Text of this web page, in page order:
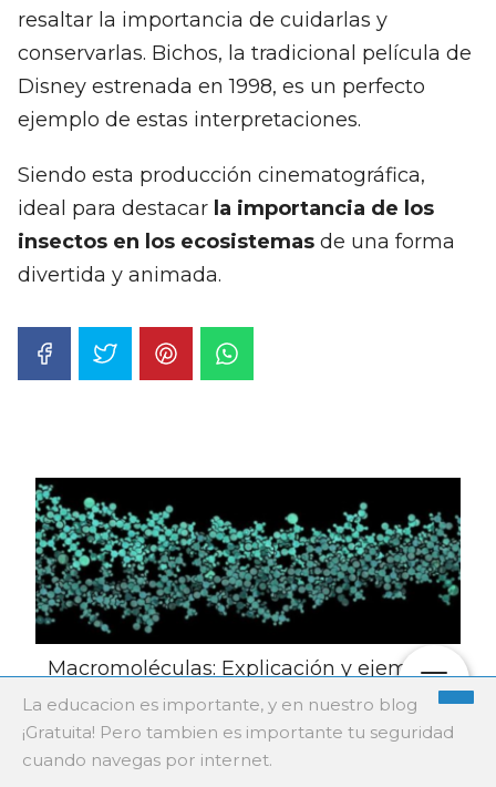
resaltar la importancia de cuidarlas y
conservarlas. Bichos, la tradicional película de
Disney estrenada en 1998, es un perfecto
ejemplo de estas interpretaciones.
Siendo esta producción cinematográfica,
ideal para destacar la importancia de los
insectos en los ecosistemas de una forma
divertida y animada.
Macromoléculas: Explicación y ejemplos
La educacion es importante, y en nuestro blog
¡Gratuita! Pero tambien es importante tu seguridad
cuando navegas por internet.